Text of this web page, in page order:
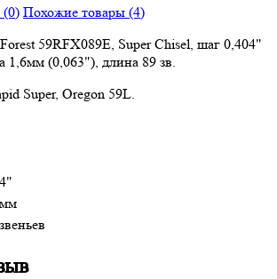
Похожие товары (4)
59RFX089E, Super Chisel, шаг 0,404"
1,6мм (0,063"), длина 89 зв.
Super, Oregon 59L.